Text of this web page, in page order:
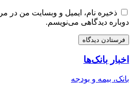
ذخیره نام، ایمیل و وبسایت من در
دوباره دیدگاهی می‌نویسم.
اخبار بانک‌ها
بانک، بیمه و بودجه